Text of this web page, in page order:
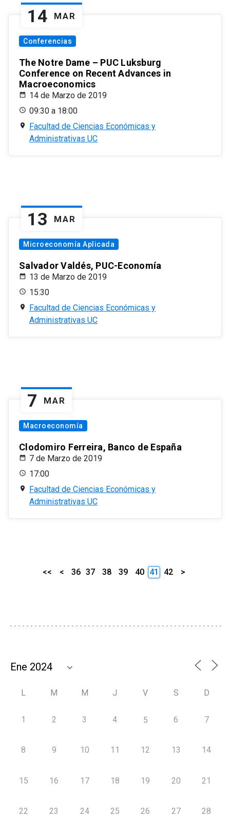
14 MAR
Conferencias
The Notre Dame – PUC Luksburg
Conference on Recent Advances in
Macroeconomics
14 de Marzo de 2019
09:30 a 18:00
Facultad de Ciencias Económicas y
Administrativas UC
13 MAR
Microeconomía Aplicada
Salvador Valdés, PUC-Economía
13 de Marzo de 2019
15:30
Facultad de Ciencias Económicas y
Administrativas UC
7 MAR
Macroeconomía
Clodomiro Ferreira, Banco de España
7 de Marzo de 2019
17:00
Facultad de Ciencias Económicas y
Administrativas UC
<< < 36 37 38 39 40 41 42 >
L M M J V S D
1 2 3 4 5 6 7
8 9 10 11 12 13 14
15 16 17 18 19 20 21
22 23 24 25 26 27 28